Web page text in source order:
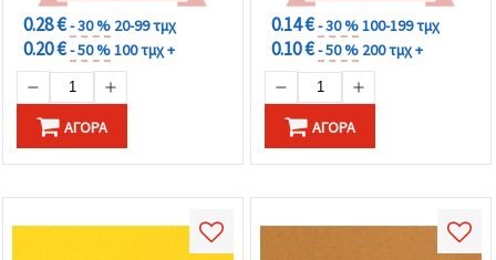
0.28 €- 30 % 20-99 τμχ
0.20 €- 50 %100 τμχ +
ΑΓΟΡΆ
0.14 €- 30 %100-199 τμχ
0.10 €- 50 % 200 τμχ +
ΑΓΟΡΆ